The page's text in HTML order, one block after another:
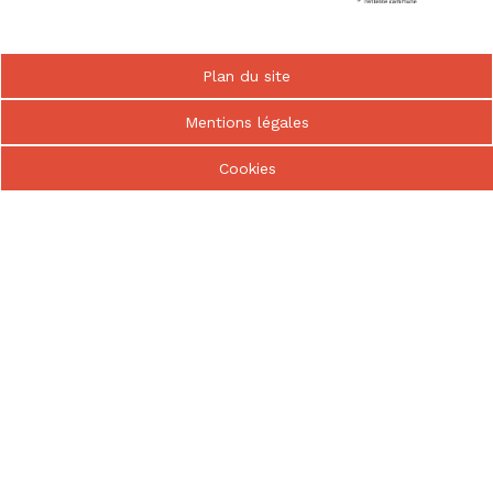
Pied
de
Plan du site
Mentions légales
Cookies